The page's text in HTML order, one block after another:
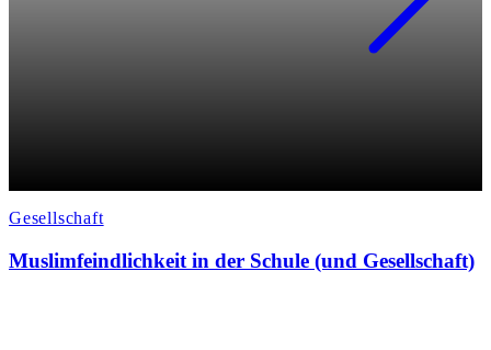
Gesellschaft
Muslimfeindlichkeit in der Schule (und Gesellschaft)